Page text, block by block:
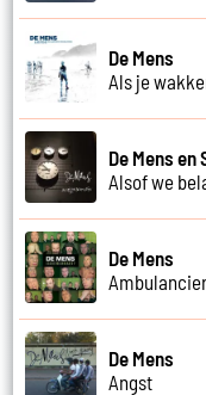
De Mens
Als je
De Mens
Alsof we
De Mens
De Mens
Angst